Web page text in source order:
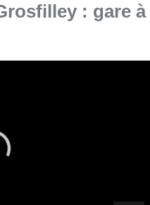
: gare à
de barre à droite.
vers l’extrême-droite tant
encore plus clair qu’on